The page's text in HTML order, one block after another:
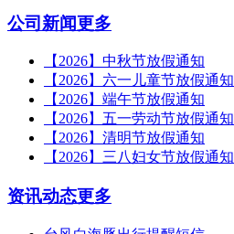
公司新闻更多
【2026】中秋节放假通知
【2026】六一儿童节放假通知
【2026】端午节放假通知
【2026】五一劳动节放假通知
【2026】清明节放假通知
【2026】三八妇女节放假通知
资讯动态更多